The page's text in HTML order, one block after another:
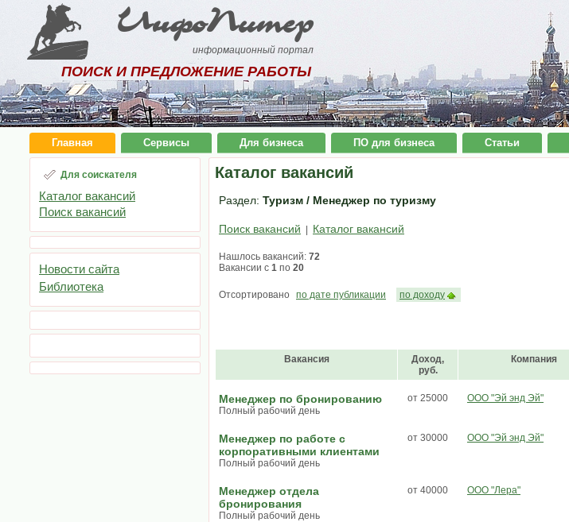
ИнфоПитер
информационный портал
ПОИСК И ПРЕДЛОЖЕНИЕ РАБОТЫ
Главная Сервисы Для бизнеса ПО для бизнеса Статьи
Для соискателя
Каталог вакансий
Поиск вакансий
Новости сайта
Библиотека
Каталог вакансий
Раздел: Туризм / Менеджер по туризму
Поиск вакансий Каталог вакансий
Нашлось вакансий: 72
Вакансии с 1 по 20
Отсортировано по дате публикации по доходу
Вакансия
Доход,
руб.
Компания
Менеджер по бронированию
Полный рабочий день
от 25000 ООО "Эй энд Эй"
Менеджер по работе с
корпоративными клиентами
Полный рабочий день
от 30000 ООО "Эй энд Эй"
Менеджер отдела
бронирования
Полный рабочий день
от 40000 ООО "Лера"